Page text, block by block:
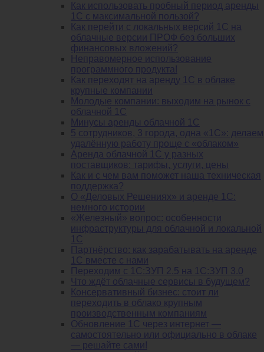
Как использовать пробный период аренды
1С с максимальной пользой?
Как перейти с локальных версий 1С на
облачные версии ПРОФ без больших
финансовых вложений?
Неправомерное использование
программного продукта!
Как переходят на аренду 1С в облаке
крупные компании
Молодые компании: выходим на рынок с
облачной 1С
Минусы аренды облачной 1С
5 сотрудников, 3 города, одна «1С»: делаем
удалённую работу проще с «облаком»
Аренда облачной 1С у разных
поставщиков: тарифы, услуги, цены
Как и с чем вам поможет наша техническая
поддержка?
О «Деловых Решениях» и аренде 1С:
немного истории
«Железный» вопрос: особенности
инфраструктуры для облачной и локальной
1С
Партнёрство: как зарабатывать на аренде
1С вместе с нами
Переходим с 1С:ЗУП 2.5 на 1С:ЗУП 3.0
Что ждёт облачные сервисы в будущем?
Консервативный бизнес: стоит ли
переходить в облако крупным
производственным компаниям
Обновление 1С через интернет —
самостоятельно или официально в облаке
— решайте сами!